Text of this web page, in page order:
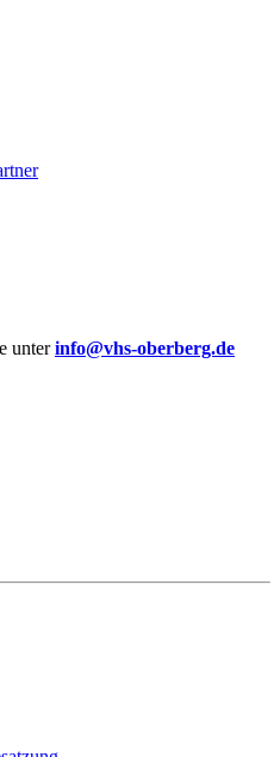
unterinfo@vhs-oberberg.de